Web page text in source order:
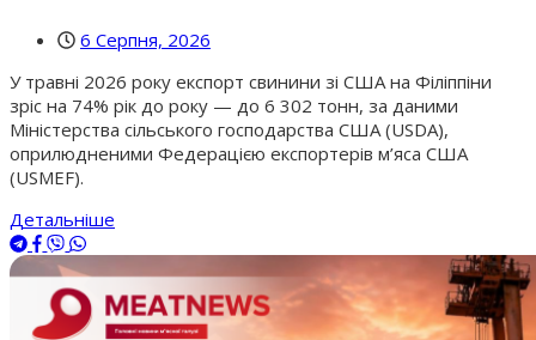
6 Серпня, 2026
У травні 2026 року експорт свинини зі США на Філіппіни
зріс на 74% рік до року — до 6 302 тонн, за даними
Міністерства сільського господарства США (USDA),
оприлюдненими Федерацією експортерів м’яса США
(USMEF).
Детальніше